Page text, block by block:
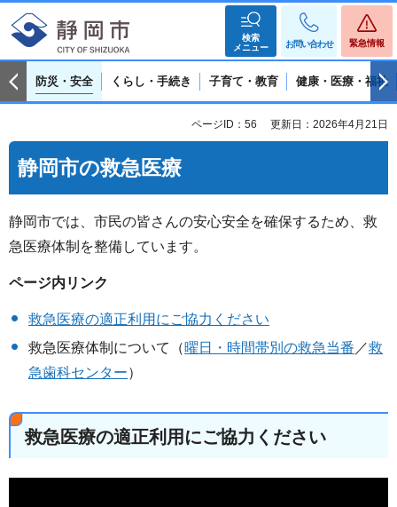
検索
メニュー
お問い合わせ 緊急情報
防災・安全 くらし・手続き 子育て・教育 健康・医療・福祉
ページID：56 更新日：2026年4月21日
静岡市の救急医療
静岡市では、市民の皆さんの安心安全を確保するため、救
急医療体制を整備しています。
ページ内リンク
救急医療の適正利用にご協力ください
救急医療体制について（曜日・時間帯別の救急当番 ／救
急歯科センター）
救急医療の適正利用にご協力ください